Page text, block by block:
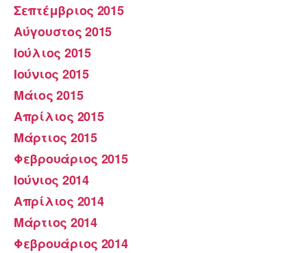
Σεπτέμβριος 2015
Αύγουστος 2015
Ιούλιος 2015
Ιούνιος 2015
Μάιος 2015
Απρίλιος 2015
Μάρτιος 2015
Φεβρουάριος 2015
Ιούνιος 2014
Απρίλιος 2014
Μάρτιος 2014
Φεβρουάριος 2014